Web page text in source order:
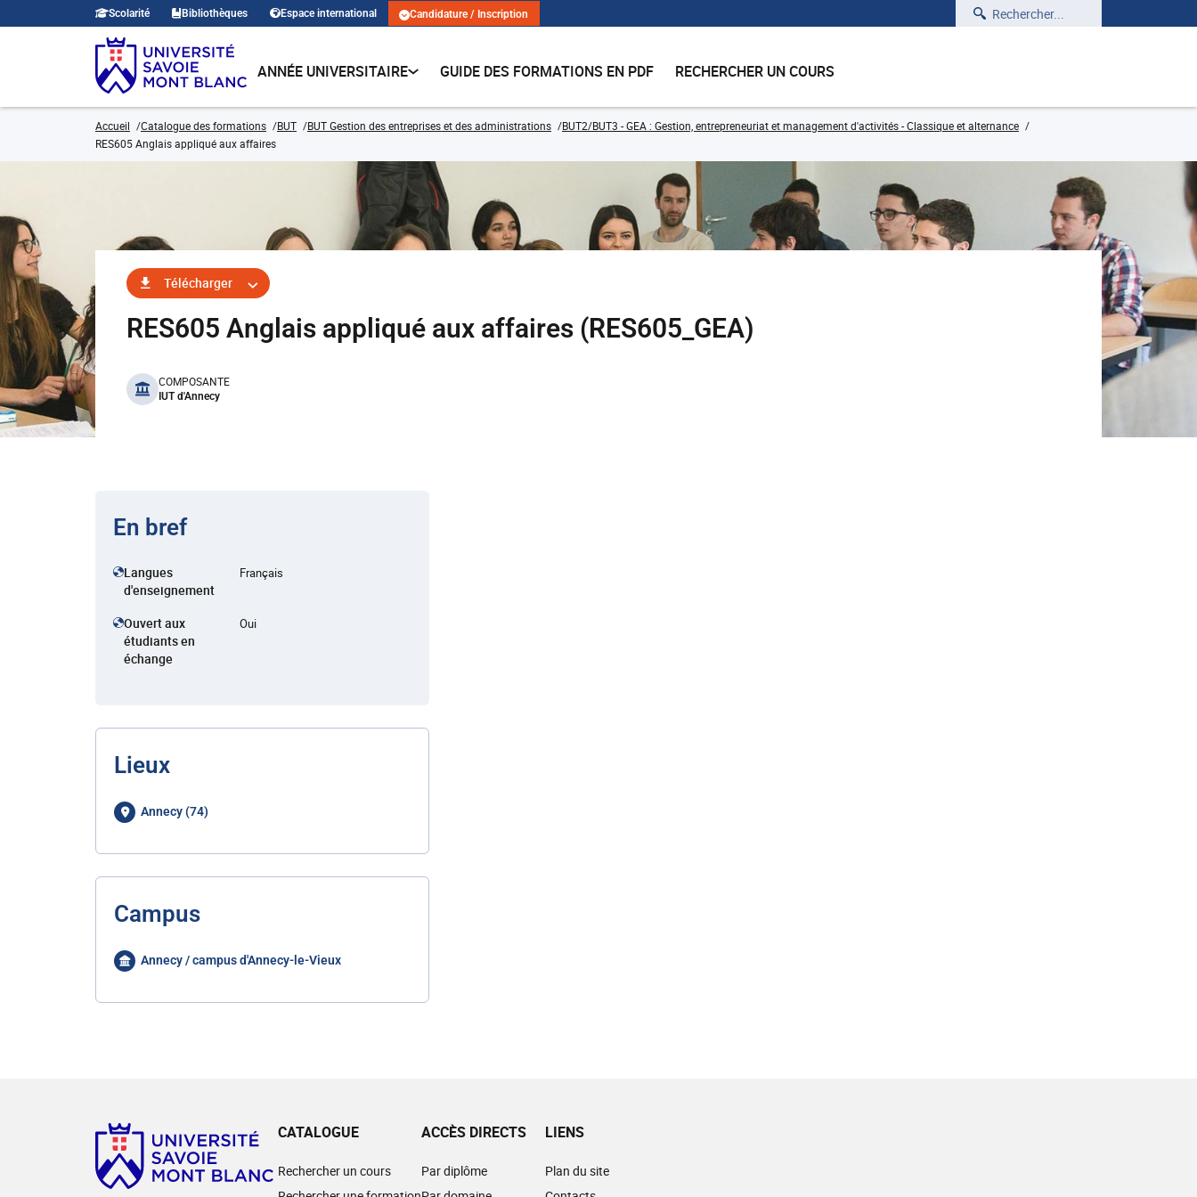
Scolarité Bibliothèques Espace international Candidature / Inscription Rechercher
ANNÉE UNIVERSITAIRE GUIDE DES FORMATIONS EN PDF RECHERCHER UN COURS
Accueil Catalogue des formations BUT BUT Gestion des entreprises et des administrations
BUT2/BUT3 - GEA : Gestion, entrepreneuriat et management d'activités - Classique et alternance
RES605 Anglais appliqué aux affaires
Télécharger
RES605 Anglais appliqué aux affaires (RES605_GEA)
benefits
COMPOSANTE
IUT d'Annecy
En bref
Langues
d'enseignement
Français
Ouvert aux
étudiants en
échange
Oui
Lieux
Annecy (74)
Campus
Annecy / campus d'Annecy-le-Vieux
CATALOGUE
Rechercher un cours
ACCÈS DIRECTS
Par diplôme
LIENS
Plan du site